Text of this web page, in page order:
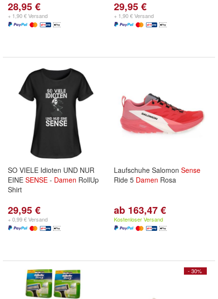
28,95 €
+ 1,90 € Versand
29,95 €
+ 1,90 € Versand
SO VIELE Idioten UND NUR
EINE SENSE - Damen RollUp
Shirt
29,95 €
+ 0,99 € Versand
Laufschuhe Salomon Sense
Ride 5 Damen Rosa
ab 163,47 €
Kostenloser Versand
- 30%